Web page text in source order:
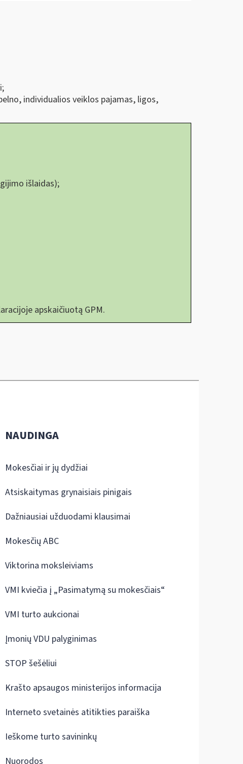
individualios veiklos pajamas, ligos,
išlaidas);
apskaičiuotą GPM.
NAUDINGA
Mokesčiai ir jų dydžiai
Atsiskaitymas grynaisiais pinigais
Dažniausiai užduodami klausimai
Mokesčių ABC
Viktorina moksleiviams
VMI kviečia į „Pasimatymą su mokesčiais“
VMI turto aukcionai
Įmonių VDU palyginimas
STOP šešėliui
Krašto apsaugos ministerijos informacija
Interneto svetainės atitikties paraiška
Ieškome turto savininkų
Nuorodos